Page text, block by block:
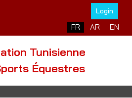
Login
Sélectionnez votre
FR AR EN
Tunisienne
Équestres